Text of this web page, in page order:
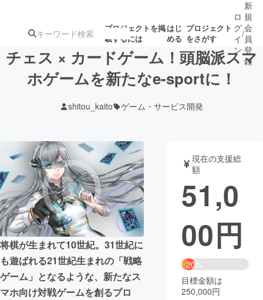
プロジェクトを掲
載するには
はじ
める
プロジェクト
をさがす
ターン
ジェクト
ロジェクト
アート・写真 音楽
テクノロジー・ガジェット ゲーム・
映像・映画 書籍・雑誌
ビジネス・起業 チャレンジ
まちづくり・地域活性化
ロ
グ
イ
ン
/
新
規
会
員
登
録
チェス × カードゲーム！頭脳派スマ
ホゲームを新たなe-sportに！
shitou_kaito ゲーム・サービス開発
将棋が生まれて10世紀。31世紀に
も遊ばれる21世紀生まれの「戦略
ゲーム」となるような、新たなス
マホ向け対戦ゲームを創るプロ
現在の支援総
額
51,0
00円
20%
目標金額は
250,000円